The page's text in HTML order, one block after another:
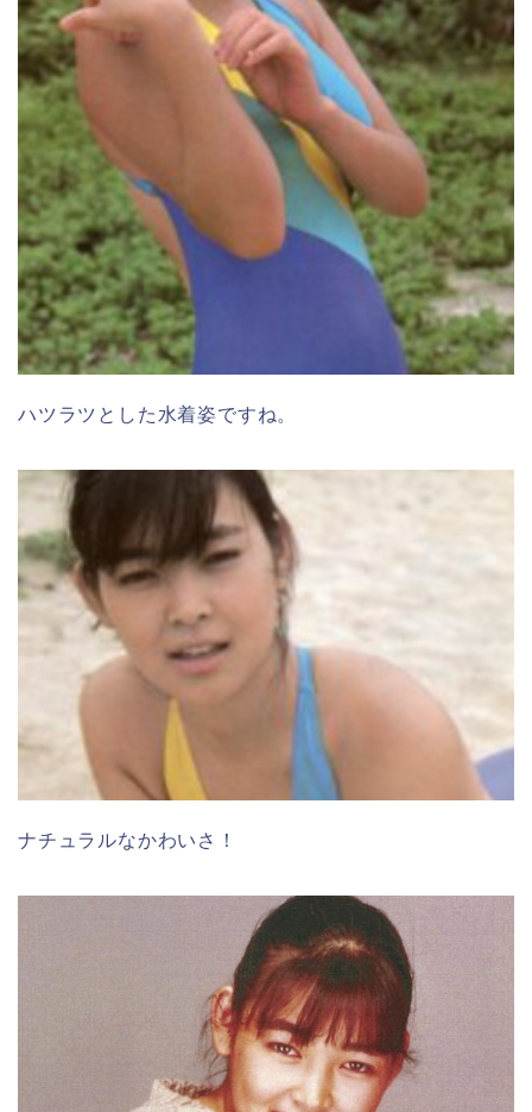
ハツラツとした水着姿ですね。
ナチュラルなかわいさ！